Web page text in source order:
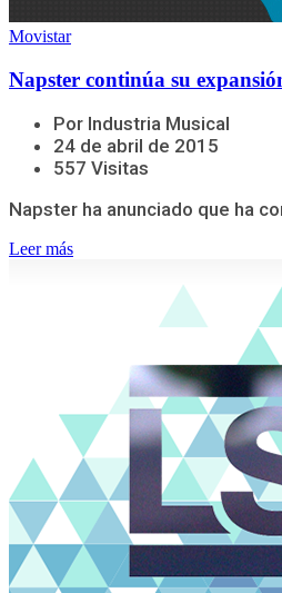
Movistar
Napster continúa su
Por Industria Musical
24 de abril de 2015
557 Visitas
Napster ha anunciado que ha
Leer más